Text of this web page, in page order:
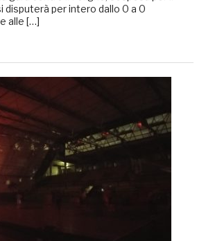
disputerà per intero dallo 0 a 0
alle […]